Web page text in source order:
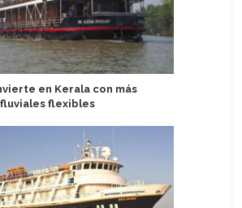
en Kerala con más
flexibles